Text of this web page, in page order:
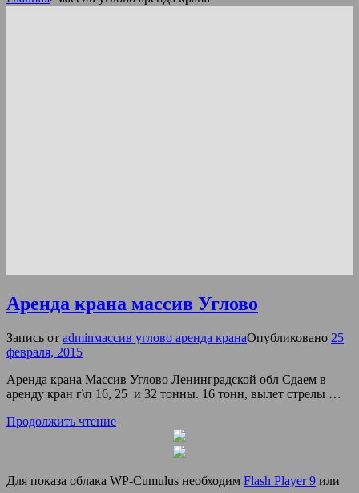
Аренда крана массив Углово
Запись от adminмассив углово аренда кранаОпубликовано 25
февраля, 2015
Аренда крана Массив Углово Ленинградской обл Сдаем в
аренду кран г\п 16, 25 и 32 тонны. 16 тонн, вылет стрелы …
Продолжить чтение
Для показа облака WP-Cumulus необходим Flash Player 9 или